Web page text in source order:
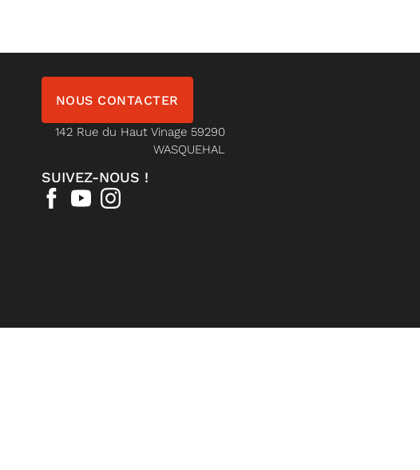
NOUS CONTACTER
142 Rue du Haut Vinage 59290
WASQUEHAL
SUIVEZ-NOUS !